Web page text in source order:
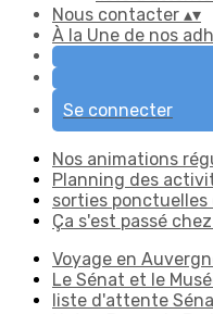
Nous contacter ▴▾
À la Une de nos
Se connecter
Nos animations
Planning des
sorties
Ça s'est passé
Voyage en
Le Sénat et le
liste d'attente